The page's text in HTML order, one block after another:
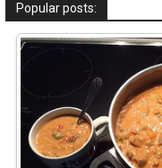
Popular posts: